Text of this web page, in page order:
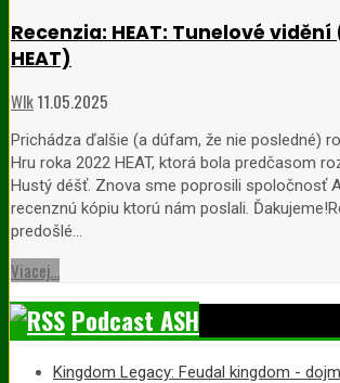
Recenzia: HEAT: Tunelové
HEAT)
Wlk11.05.2025
Prichádza ďalšie (a dúfam, že nie posledné)
Hru roka 2022 HEAT, ktorá bola predčasom
Hustý déšť. Znova sme poprosili spoločnosť
recenznú kópiu ktorú nám poslali.
predošlé…
Viacej...
Podcast ASH
Kingdom Legacy: Feudal kingdom -